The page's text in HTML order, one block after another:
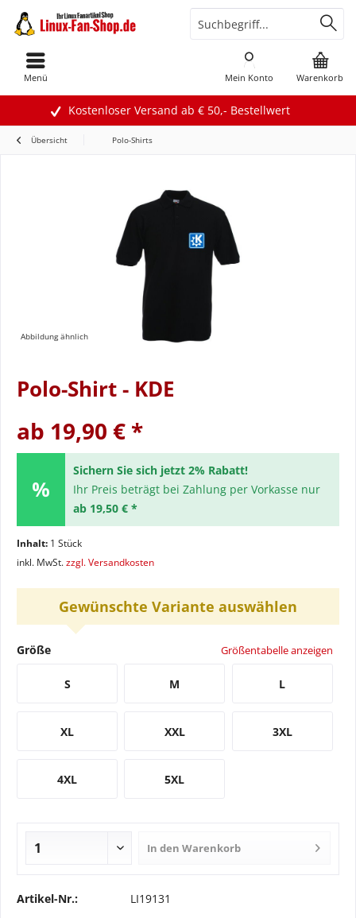
Kostenloser Versand ab € 50,- Bestellwert
Warenkorb
Mein Konto
Menü
Übersicht Polo-Shirts
Abbildung ähnlich
Polo-Shirt - KDE
ab 19,90 € *
Sichern Sie sich jetzt 2% Rabatt!
Ihr Preis beträgt bei Zahlung per Vorkasse nur
ab 19,50 € *
Inhalt: 1 Stück
inkl. MwSt.zzgl. Versandkosten
Gewünschte Variante auswählen
Größe Größentabelle anzeigen
S M L
XL XXL 3XL
4XL 5XL
In den Warenkorb
Artikel-Nr.: LI19131